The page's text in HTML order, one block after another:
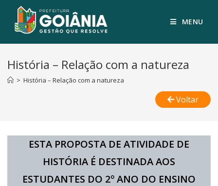
MENU
História – Relação com a natureza
> História – Relação com a natureza
Voltar
ESTA PROPOSTA DE ATIVIDADE DE
HISTÓRIA É DESTINADA AOS
ESTUDANTES DO 2º ANO DO ENSINO